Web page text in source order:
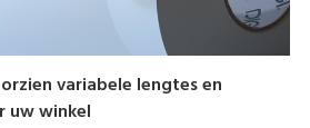
variabele lengtes en
uw winkel